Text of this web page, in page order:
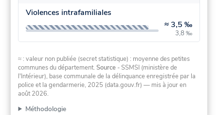
Violences intrafamiliales
≈ 3,5 ‰
3,8 ‰
≈ : valeur non publiée (secret statistique) : moyenne des petites
communes du département.Source - SSMSI (ministère de
l'Intérieur), base communale de la délinquance enregistrée par la
police et la gendarmerie, 2025 (data.gouv.fr) — mis à jour en
août 2026.
Méthodologie